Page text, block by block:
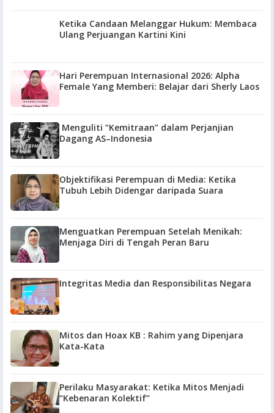
Ketika Candaan Melanggar Hukum: Membaca
Ulang Perjuangan Kartini Kini
Hari Perempuan Internasional 2026: Alpha
Female Yang Memberi: Belajar dari Sherly Laos
Menguliti “Kemitraan” dalam Perjanjian
Dagang AS–Indonesia
Objektifikasi Perempuan di Media: Ketika
Tubuh Lebih Didengar daripada Suara
Menguatkan Perempuan Setelah Menikah:
Menjaga Diri di Tengah Peran Baru
Integritas Media dan Responsibilitas Negara
Mitos dan Hoax KB : Rahim yang Dipenjara
Kata-Kata
Perilaku Masyarakat: Ketika Mitos Menjadi
“Kebenaran Kolektif”